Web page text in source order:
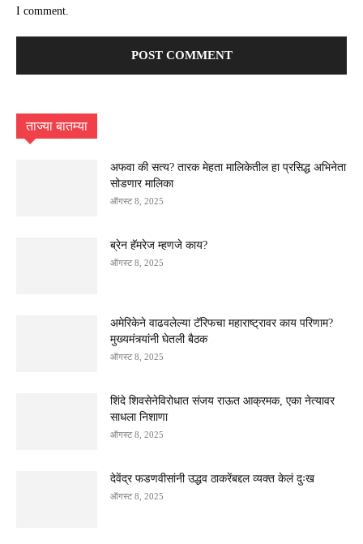
I comment.
ताज्या बातम्या
अफवा की सत्य? तारक मेहता मालिकेतील हा प्रसिद्ध अभिनेता
सोडणार मालिका
ऑगस्ट 8, 2025
ब्रेन हॅमरेज म्हणजे काय?
ऑगस्ट 8, 2025
अमेरिकेने वाढवलेल्या टॅरिफचा महाराष्ट्रावर काय परिणाम?
मुख्यमंत्र्यांनी घेतली बैठक
ऑगस्ट 8, 2025
शिंदे शिवसेनेविरोधात संजय राऊत आक्रमक, एका नेत्यावर
साधला निशाणा
ऑगस्ट 8, 2025
देवेंद्र फडणवीसांनी उद्धव ठाकरेंबद्दल व्यक्त केलं दुःख
ऑगस्ट 8, 2025